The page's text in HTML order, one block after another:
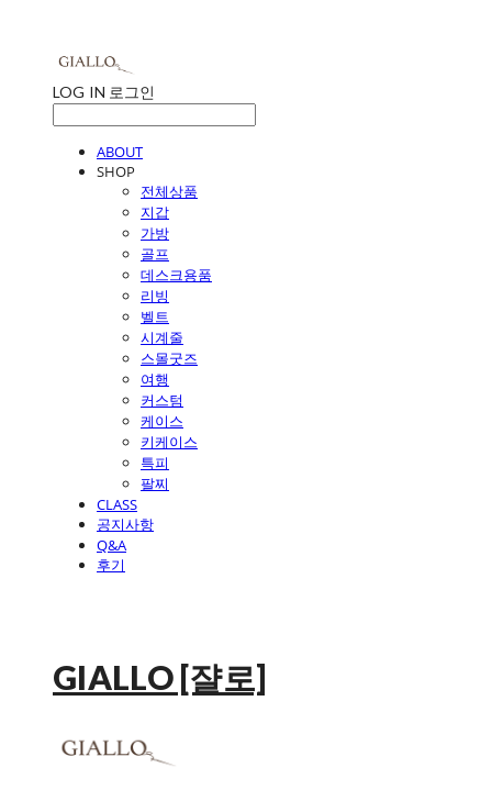
LOG IN 로그인
ABOUT
SHOP
전체상품
지갑
가방
골프
데스크용품
리빙
벨트
시계줄
스몰굿즈
여행
커스텀
케이스
키케이스
특피
팔찌
CLASS
공지사항
Q&A
후기
GIALLO [쟐로]